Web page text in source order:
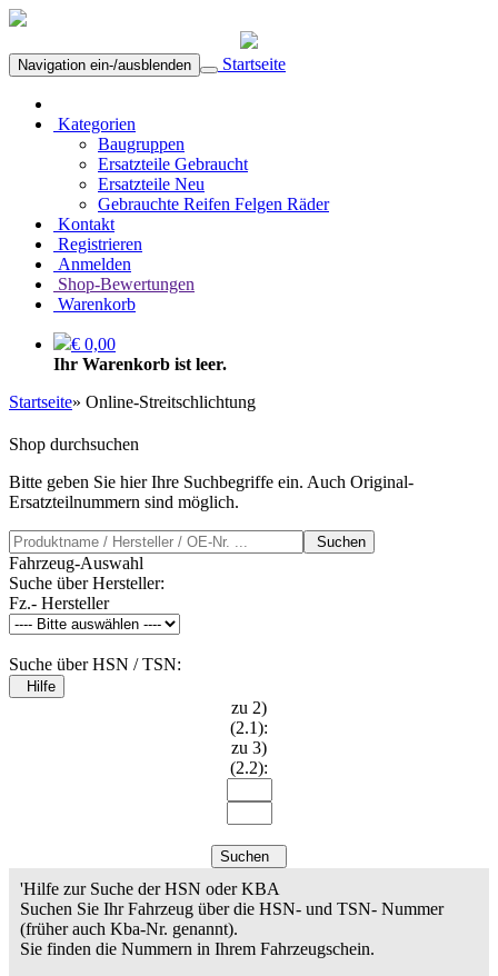
Navigation ein-/ausblenden Startseite
Kategorien
Baugruppen
Ersatzteile Gebraucht
Ersatzteile Neu
Gebrauchte Reifen Felgen Räder
Kontakt
Registrieren
Anmelden
Shop-Bewertungen
Warenkorb
€ 0,00
Ihr Warenkorb ist leer.
Startseite» Online-Streitschlichtung
Shop durchsuchen
Bitte geben Sie hier Ihre Suchbegriffe ein. Auch Original-
Ersatzteilnummern sind möglich.
Suchen
Fahrzeug-Auswahl
Suche über Hersteller:
Fz.- Hersteller
Suche über HSN / TSN:
Hilfe
zu 2)
(2.1):
zu 3)
(2.2):
Suchen
'Hilfe zur Suche der HSN oder KBA
Suchen Sie Ihr Fahrzeug über die HSN- und TSN- Nummer
(früher auch Kba-Nr. genannt).
Sie finden die Nummern in Ihrem Fahrzeugschein.